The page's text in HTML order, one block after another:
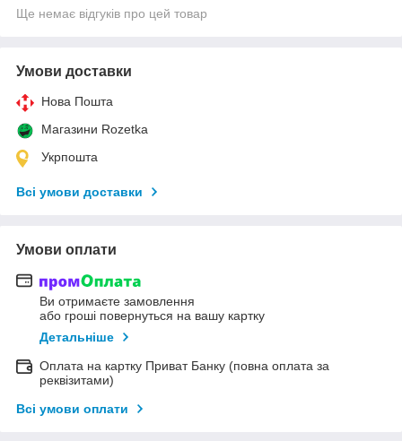
Ще немає відгуків про цей товар
Умови доставки
Нова Пошта
Магазини Rozetka
Укрпошта
Всі умови доставки
Умови оплати
Ви отримаєте замовлення
або гроші повернуться на вашу картку
Детальніше
Оплата на картку Приват Банку (повна оплата за
реквізитами)
Всі умови оплати